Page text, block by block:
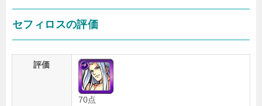
セフィロスの評価
評価
70点